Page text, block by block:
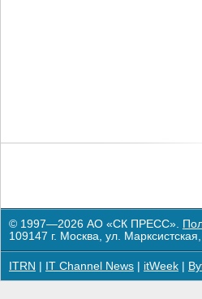
© 1997—2026 АО «СК ПРЕСС».
109147 г. Москва, ул.
ITRN IT Channel News itWeek